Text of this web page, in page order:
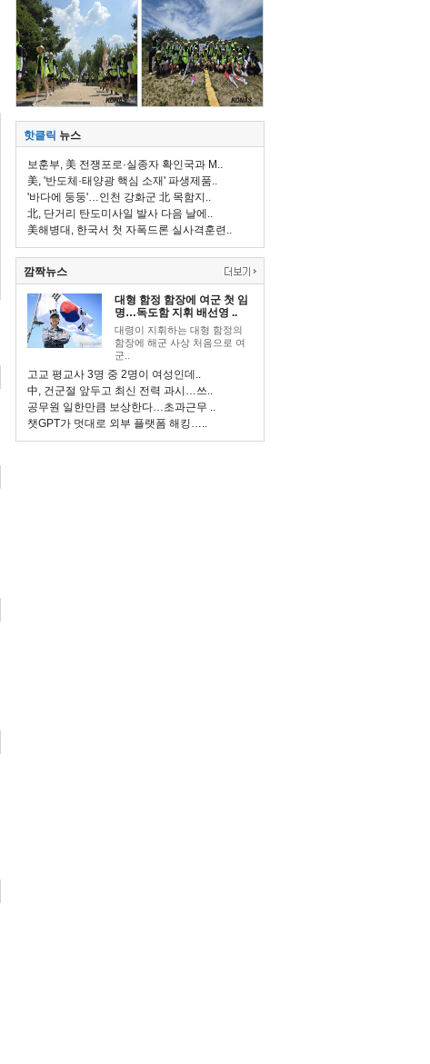
핫클릭 뉴스
보훈부, 美 전쟁포로·실종자 확인국과 M..
美, '반도체·태양광 핵심 소재' 파생제품..
'바다에 둥둥'…인천 강화군 北 목함지..
北, 단거리 탄도미사일 발사 다음 날에..
美해병대, 한국서 첫 자폭드론 실사격훈련..
깜짝뉴스
대형 함정 함장에 여군 첫 임
명…독도함 지휘 배선영 ..
대령이 지휘하는 대형 함정의
함장에 해군 사상 처음으로 여
군..
고교 평교사 3명 중 2명이 여성인데..
中, 건군절 앞두고 최신 전력 과시…쓰..
공무원 일한만큼 보상한다…초과근무 ..
챗GPT가 멋대로 외부 플랫폼 해킹…..